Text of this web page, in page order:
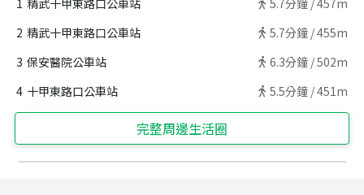
2 精武十甲東路口公車站 5.7分鐘 /455m
3 保安醫院公車站 6.3分鐘 /502m
4 十甲東路口公車站 5.5分鐘 /451m
完整周邊生活圈